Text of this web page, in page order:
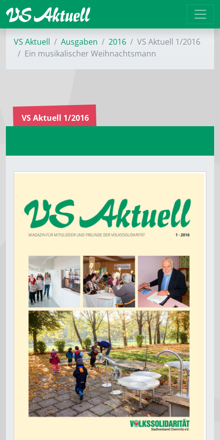
VS Aktuell Ausgaben 2016
VS Aktuell 1/2016
Ein musikalischer Weihnachtsmann
VS Aktuell 1/2016